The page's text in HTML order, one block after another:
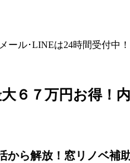
ル･LINEは24時間受付中！
６７万円お得！
ら解放！窓リノベ補